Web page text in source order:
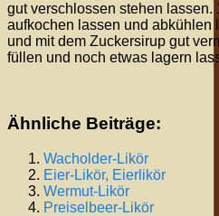
gut verschlossen stehen lassen.
aufkochen lassen und abkühlen
und mit dem Zuckersirup gut
füllen und noch etwas lagern
Ähnliche Beiträge:
Wacholder-Likör
Eier-Likör, Eierlikör
Wermut-Likör
Preiselbeer-Likör